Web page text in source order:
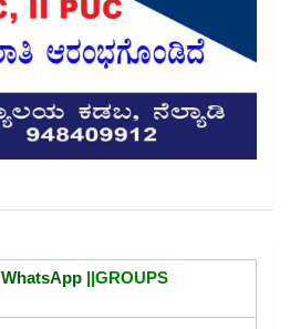
WhatsApp||GROUPS